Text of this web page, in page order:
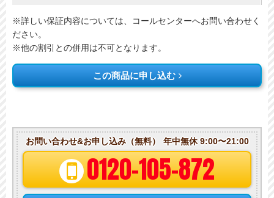
※詳しい保証内容については、コールセンターへお問い合わせく
ださい。
※他の割引との併用は不可となります。
この商品に申し込む
お問い合わせ&お申し込み（無料） 年中無休 9:00〜21:00
0120-105-872